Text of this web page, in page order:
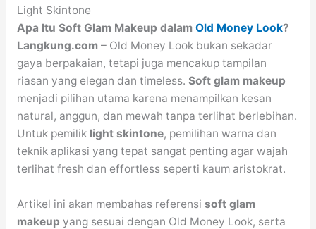
Light Skintone
Apa Itu Soft Glam Makeup dalam Old Money Look?
Langkung.com– Old Money Look bukan sekadar
gaya berpakaian, tetapi juga mencakup tampilan
riasan yang elegan dan timeless. Soft glam makeup
menjadi pilihan utama karena menampilkan kesan
natural, anggun, dan mewah tanpa terlihat berlebihan.
Untuk pemilik light skintone, pemilihan warna dan
teknik aplikasi yang tepat sangat penting agar wajah
terlihat fresh dan effortless seperti kaum aristokrat.
Artikel ini akan membahas referensi soft glam
makeup yang sesuai dengan Old Money Look, serta